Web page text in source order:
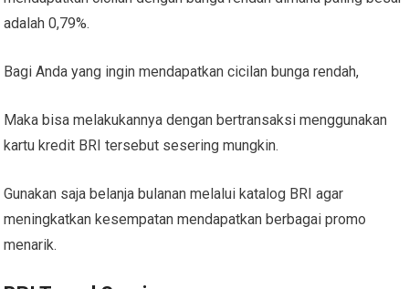
adalah 0,79%.
Bagi Anda yang ingin mendapatkan cicilan bunga rendah,
Maka bisa melakukannya dengan bertransaksi menggunakan
kartu kredit BRI tersebut sesering mungkin.
Gunakan saja belanja bulanan melalui katalog BRI agar
meningkatkan kesempatan mendapatkan berbagai promo
menarik.